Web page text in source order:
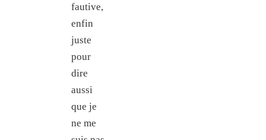
fautive,
enfin
juste
pour
dire
aussi
que je
ne me